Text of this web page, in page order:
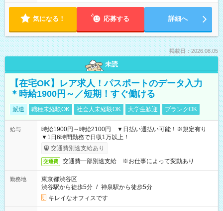
気になる！ 応募する 詳細へ
掲載日：2026.08.05
未読
【在宅OK】レア求人！パスポートのデータ入力
＊時給1900円～／短期！すぐ働ける
派遣 職種未経験OK 社会人未経験OK 大学生歓迎 ブランクOK
給与
時給1900円～時給2100円 ▼日払い週払い可能！※規定有り
▼1日6時間勤務で日収1万以上！
交通費別途支給あり
交通費 交通費一部別途支給 ※お仕事によって変動あり
勤務地
東京都渋谷区
渋谷駅から徒歩5分 / 神泉駅から徒歩5分
キレイなオフィスです